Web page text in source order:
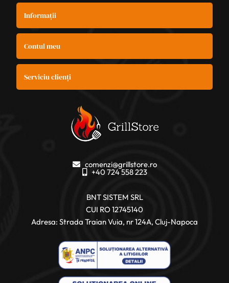
Informații
Contul meu
Serviciu clienți
comenzi@grillstore.ro
+40 724 558 223
BNT SISTEM SRL
CUI RO 12745140
Adresa: Strada Traian Vuia, nr 124A, Cluj-Napoca